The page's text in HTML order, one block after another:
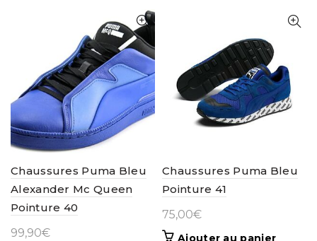
variations.
Les
options
peuvent
être
choisies
sur
la
page
Chaussures Puma Bleu
Alexander Mc Queen
Pointure 40
99,90€
Chaussures Puma Bleu
Pointure 41
75,00€
Ajouter au panier